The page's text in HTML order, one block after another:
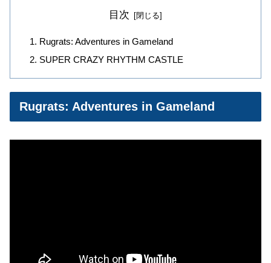
目次
Rugrats: Adventures in Gameland
SUPER CRAZY RHYTHM CASTLE
Rugrats: Adventures in Gameland